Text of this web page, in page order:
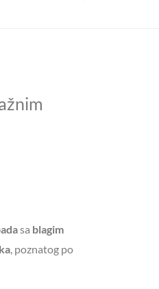
sa blagim
, poznatog po